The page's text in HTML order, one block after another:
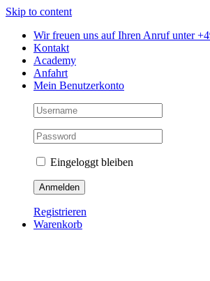
Skip to content
Wir freuen uns auf Ihren Anruf unter
Kontakt
Academy
Anfahrt
Mein Benutzerkonto
Eingeloggt bleiben
Registrieren
Warenkorb